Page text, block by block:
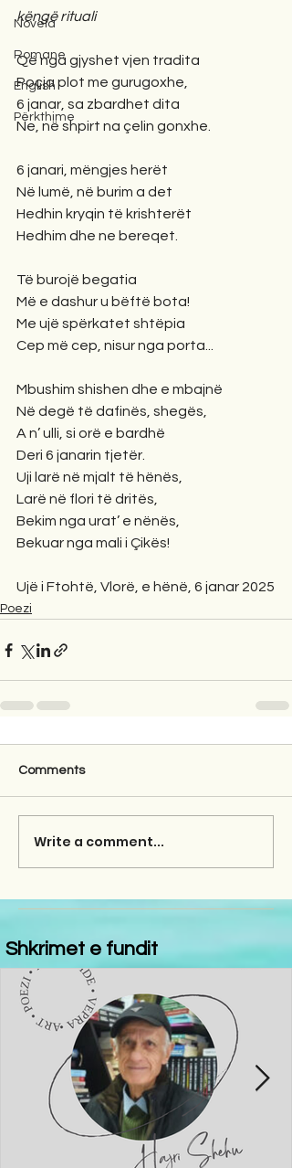
Novela
Romane
English
Përkthime
këngë rituali
Që nga gjyshet vjen tradita
Poçja plot me gurugoxhe,
6 janar, sa zbardhet dita
Ne, në shpirt na çelin gonxhe.
6 janari, mëngjes herët
Në lumë, në burim a det
Hedhin kryqin të krishterët
Hedhim dhe ne bereqet.
Të burojë begatia
Më e dashur u bëftë bota!
Me ujë spërkatet shtëpia
Cep më cep, nisur nga porta...
Mbushim shishen dhe e mbajnë
Në degë të dafinës, shegës,
A n’ ulli, si orë e bardhë
Deri 6 janarin tjetër.
Uji larë në mjalt të hënës,
Larë në flori të dritës,
Bekim nga urat’ e nënës,
Bekuar nga mali i Çikës!
Ujë i Ftohtë, Vlorë, e hënë, 6 janar 2025
Poezi
Comments
Write a comment...
Shkrimet e fundit